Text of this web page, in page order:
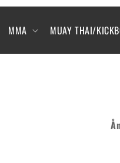
MMA MUAY THAI/